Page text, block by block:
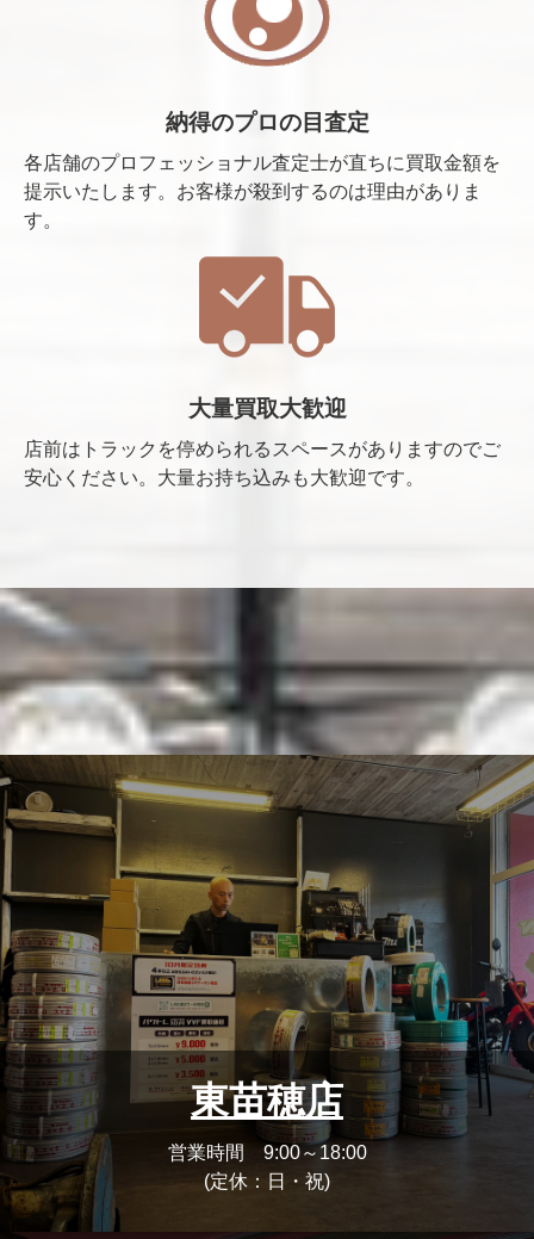
納得のプロの目査定
各店舗のプロフェッショナル査定士が直ちに買取金額を
提示いたします。お客様が殺到するのは理由がありま
す。
大量買取大歓迎
店前はトラックを停められるスペースがありますのでご
安心ください。大量お持ち込みも大歓迎です。
東苗穂店
営業時間 9:00～18:00
(定休：日・祝)